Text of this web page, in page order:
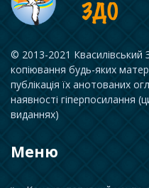
© 2013-2021
копіювання будь-яких
публікація їх анотованих
наявності гіперпосилання
виданнях)
Меню